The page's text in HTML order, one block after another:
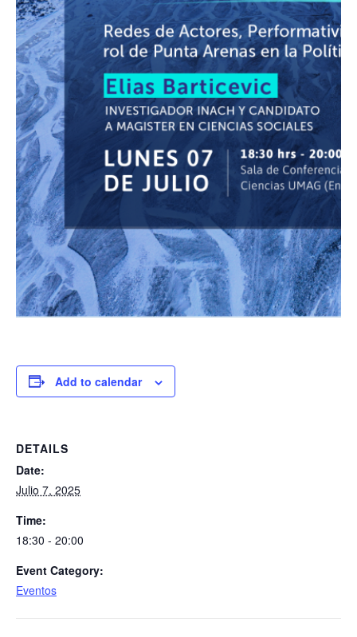
Add to calendar
DETAILS
Date:
Julio 7, 2025
Time:
18:30 - 20:00
Event Category:
Eventos